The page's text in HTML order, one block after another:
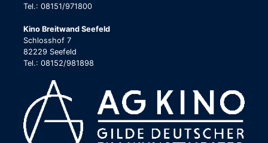
Tel.: 08151/971800
Kino Breitwand Seefeld
Schlosshof 7
82229 Seefeld
Tel.: 08152/981898